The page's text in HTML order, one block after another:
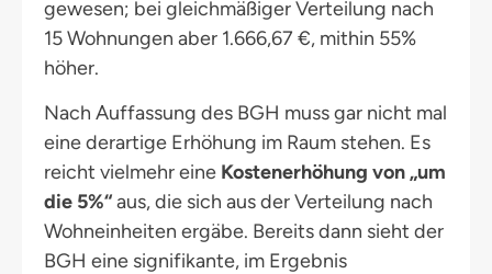
gewesen; bei gleichmäßiger Verteilung nach
15 Wohnungen aber 1.666,67 €, mithin 55%
höher.
Nach Auffassung des BGH muss gar nicht mal
eine derartige Erhöhung im Raum stehen. Es
reicht vielmehr eine Kostenerhöhung von „um
die 5%“aus, die sich aus der Verteilung nach
Wohneinheiten ergäbe. Bereits dann sieht der
BGH eine signifikante, im Ergebnis